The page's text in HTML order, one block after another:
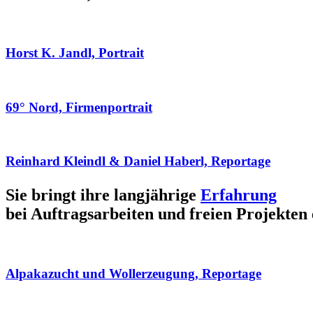
Horst K. Jandl, Portrait
69° Nord, Firmenportrait
Reinhard Kleindl & Daniel Haberl, Reportage
Sie bringt ihre langjährige Erfahrung
bei Auftragsarbeiten und freien Projekten
Alpakazucht und Wollerzeugung, Reportage